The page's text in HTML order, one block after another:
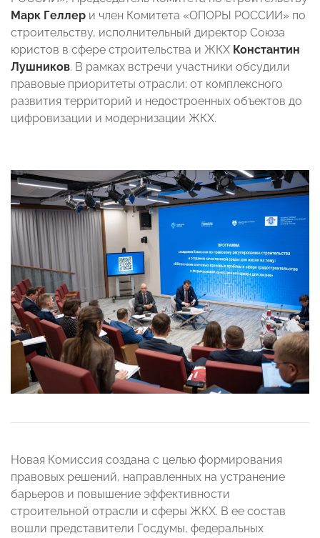
Марк Геллер и член Комитета «ОПОРЫ РОССИИ» по
строительству, исполнительный директор Союза
юристов в сфере строительства и ЖКХ Константин
Лушников. В рамках встречи участники обсудили
правовые приоритеты отрасли: от комплексного
развития территорий и недостроенных объектов до
цифровизации и модернизации ЖКХ.
Новая Комиссия создана с целью формирования
правовых решений, направленных на устранение
барьеров и повышение эффективности
строительной отрасли и сферы ЖКХ. В ее состав
вошли представители Госдумы, федеральных